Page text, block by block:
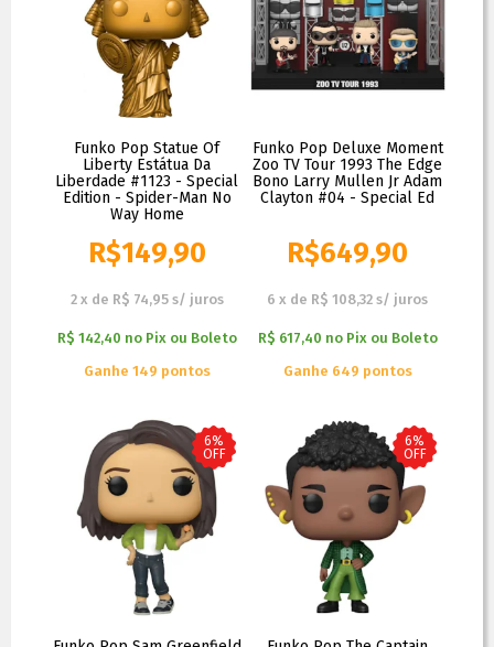
Funko Pop Statue Of
Liberty Estátua Da
Liberdade #1123 - Special
Edition - Spider-Man No
Way Home
R$149,90
2 x de R$ 74,95 s/ juros
R$ 142,40 no Pix ou Boleto
Ganhe 149 pontos
Funko Pop Deluxe Moment
Zoo TV Tour 1993 The Edge
Bono Larry Mullen Jr Adam
Clayton #04 - Special Ed
R$649,90
6 x de R$ 108,32 s/ juros
R$ 617,40 no Pix ou Boleto
Ganhe 649 pontos
6%
OFF
6%
OFF